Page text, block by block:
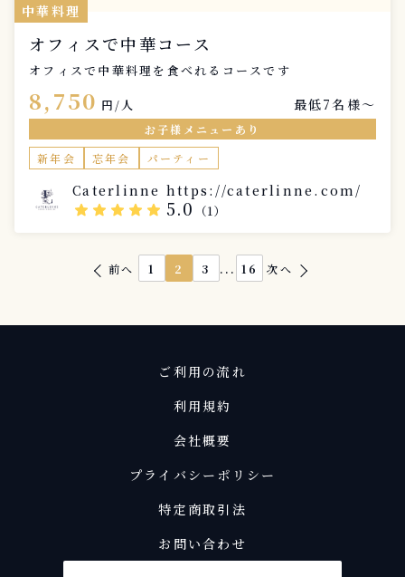
中華料理
オフィスで中華コース
オフィスで中華料理を食べれるコースです
8,750 円/人 最低7名様〜
お子様メニューあり
新年会
忘年会 パーティー
Caterlinne https://caterlinne.com/
star star star star star 5.0 （1）
前へ 1 2 3 ... 16 次へ
ご利用の流れ
利用規約
会社概要
プライバシーポリシー
特定商取引法
お問い合わせ